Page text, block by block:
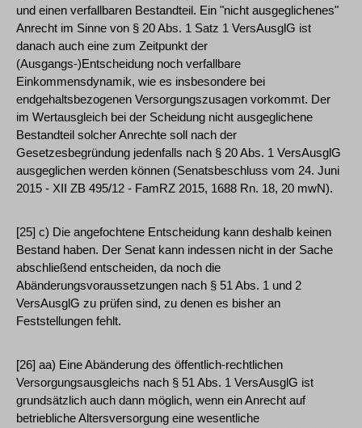
und einen verfallbaren Bestandteil. Ein "nicht ausgeglichenes"
Anrecht im Sinne von § 20 Abs. 1 Satz 1 VersAusglG ist
danach auch eine zum Zeitpunkt der
(Ausgangs-)Entscheidung noch verfallbare
Einkommensdynamik, wie es insbesondere bei
endgehaltsbezogenen Versorgungszusagen vorkommt. Der
im Wertausgleich bei der Scheidung nicht ausgeglichene
Bestandteil solcher Anrechte soll nach der
Gesetzesbegründung jedenfalls nach § 20 Abs. 1 VersAusglG
ausgeglichen werden können (Senatsbeschluss vom 24. Juni
2015 - XII ZB 495/12 - FamRZ 2015, 1688 Rn. 18, 20 mwN).
[25] c) Die angefochtene Entscheidung kann deshalb keinen
Bestand haben. Der Senat kann indessen nicht in der Sache
abschließend entscheiden, da noch die
Abänderungsvoraussetzungen nach § 51 Abs. 1 und 2
VersAusglG zu prüfen sind, zu denen es bisher an
Feststellungen fehlt.
[26] aa) Eine Abänderung des öffentlich-rechtlichen
Versorgungsausgleichs nach § 51 Abs. 1 VersAusglG ist
grundsätzlich auch dann möglich, wenn ein Anrecht auf
betriebliche Altersversorgung eine wesentliche